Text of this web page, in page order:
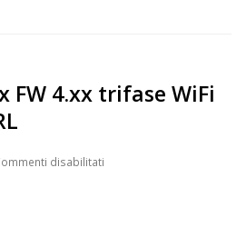
FW 4.xx trifase WiFi
disabilitati